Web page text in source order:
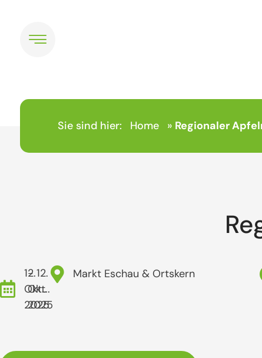
Sie sind hier: Home » Regionaler
12.
Okt..
2025
- 12.
Okt..
2025
Markt Eschau & Ortskern